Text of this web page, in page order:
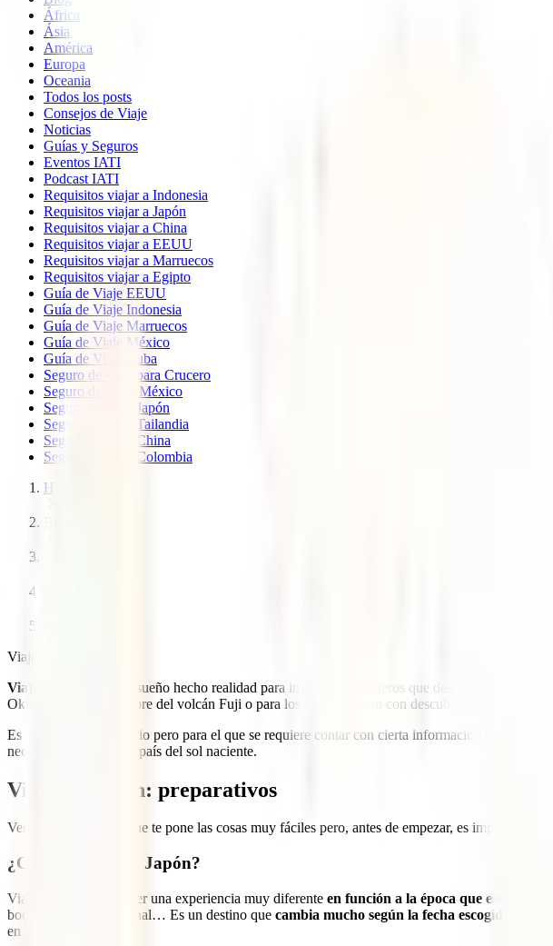
África
Ásia
América
Europa
Oceania
Todos los posts
Consejos de Viaje
Noticias
Guías y Seguros
Eventos IATI
Podcast IATI
Requisitos viajar a Indonesia
Requisitos viajar a Japón
Requisitos viajar a China
Requisitos viajar a EEUU
Requisitos viajar a Marruecos
Requisitos viajar a Egipto
Guía de Viaje EEUU
Guía de Viaje Indonesia
Guía de Viaje Marruecos
Guía de Viaje México
Guía de Viaje Cuba
Seguro de viaje para Crucero
Seguro de Viaje México
Seguro de viaje Japón
Seguro de viaje Tailandia
Seguro de viaje China
Seguro de viaje Colombia
Home
Viajar a Japón
Viajar a Japón
es un sueño hecho realidad para infinidad de viajeros que desean sumergirse
Okinawa hasta la cumbre del volcán Fuji o para los que fantasean con descubrir los increíbles
Es un país extraordinario pero para el que se requiere contar con cierta información antes de
necesitas para viajar al país del sol naciente.
Viajar a Japón: preparativos
Verás que es un país que te pone las cosas muy fáciles pero, antes de empezar, es importante
¿Cuándo viajar a Japón?
Viajar a Japón puede ser una experiencia muy diferente en función a la época que escojas
bochornoso, frío invernal… Es un destino que cambia mucho según la fecha escogida
. Así,
en el que irás: